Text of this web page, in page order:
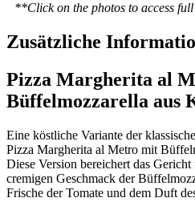
**Click on the photos to access
Zusätzliche
Pizza Margherita al
Büffelmozzarella aus
Eine köstliche Variante der
Pizza Margherita al Metro mit
Diese Version bereichert das
cremigen Geschmack der
Frische der Tomate und dem Duft